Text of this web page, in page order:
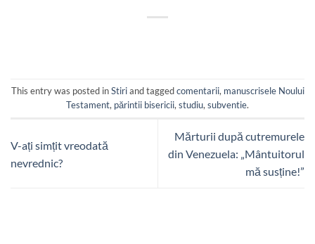
This entry was posted inStiriand taggedcomentarii, manuscrisele Noului
Testament, părintii bisericii,studiu,subventie.
V-ați simțit vreodată
nevrednic?
Mărturii după cutremurele
din Venezuela: „Mântuitorul
mă susține!”